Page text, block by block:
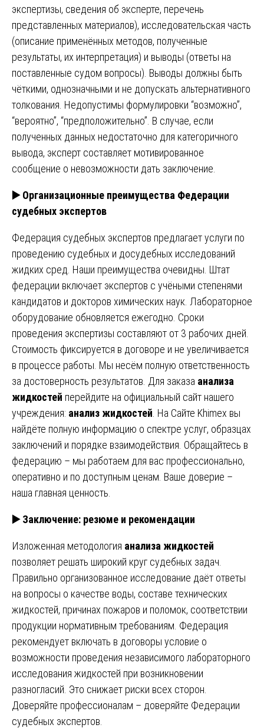
экспертизы, сведения об эксперте, перечень
представленных материалов), исследовательская часть
(описание применённых методов, полученные
результаты, их интерпретация) и выводы (ответы на
поставленные судом вопросы). Выводы должны быть
чёткими, однозначными и не допускать альтернативного
толкования. Недопустимы формулировки “возможно”,
“вероятно”, “предположительно”. В случае, если
полученных данных недостаточно для категоричного
вывода, эксперт составляет мотивированное
сообщение о невозможности дать заключение.
▶️Организационные преимущества Федерации
судебных экспертов
Федерация судебных экспертов предлагает услуги по
проведению судебных и досудебных исследований
жидких сред. Наши преимущества очевидны. Штат
федерации включает экспертов с учёными степенями
кандидатов и докторов химических наук. Лабораторное
оборудование обновляется ежегодно. Сроки
проведения экспертизы составляют от 3 рабочих дней.
Стоимость фиксируется в договоре и не увеличивается
в процессе работы. Мы несём полную ответственность
за достоверность результатов. Для заказа анализа
жидкостей перейдите на официальный сайт нашего
учреждения: анализ жидкостей . На Сайте Khimex вы
найдёте полную информацию о спектре услуг, образцах
заключений и порядке взаимодействия. Обращайтесь в
федерацию – мы работаем для вас профессионально,
оперативно и по доступным ценам. Ваше доверие –
наша главная ценность.
▶️Заключение: резюме и рекомендации
Изложенная методология анализа жидкостей
позволяет решать широкий круг судебных задач.
Правильно организованное исследование даёт ответы
на вопросы о качестве воды, составе технических
жидкостей, причинах пожаров и поломок, соответствии
продукции нормативным требованиям. Федерация
рекомендует включать в договоры условие о
возможности проведения независимого лабораторного
исследования жидкостей при возникновении
разногласий. Это снижает риски всех сторон.
Доверяйте профессионалам – доверяйте Федерации
судебных экспертов.